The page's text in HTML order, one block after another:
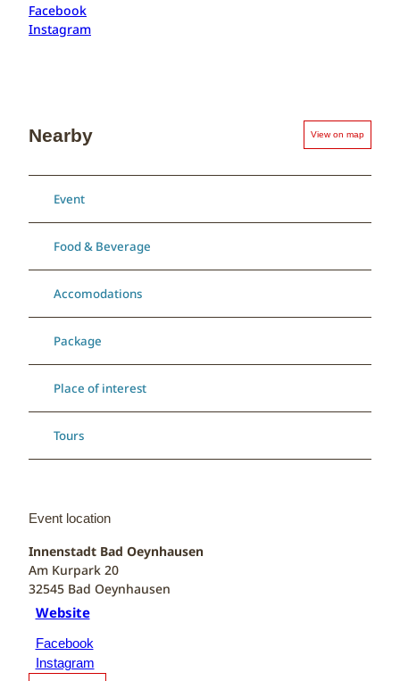
Facebook
Instagram
Nearby View on map
Event
Food & Beverage
Accomodations
Package
Place of interest
Tours
Event location
Innenstadt Bad Oeynhausen
Am Kurpark 20
32545 Bad Oeynhausen
Website
Facebook
Instagram